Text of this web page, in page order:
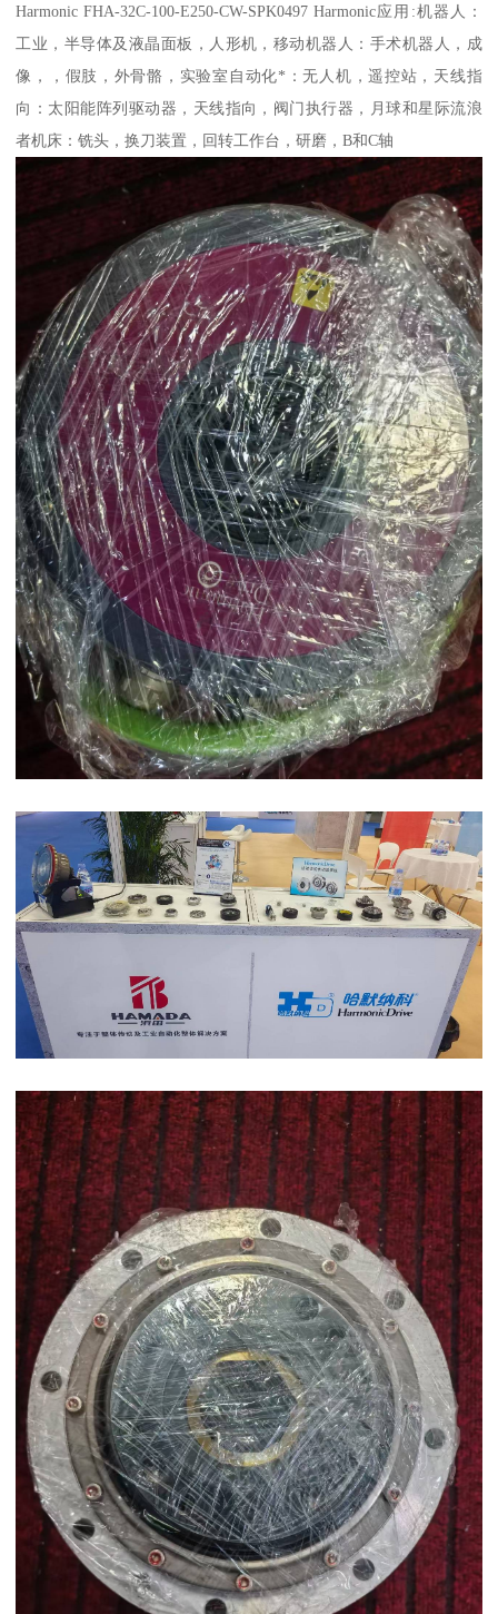
Harmonic FHA-32C-100-E250-CW-SPK0497 Harmonic应用:机器人：
工业，半导体及液晶面板，人形机，移动机器人：手术机器人，成
像，，假肢，外骨骼，实验室自动化*：无人机，遥控站，天线指
向：太阳能阵列驱动器，天线指向，阀门执行器，月球和星际流浪
者机床：铣头，换刀装置，回转工作台，研磨，B和C轴